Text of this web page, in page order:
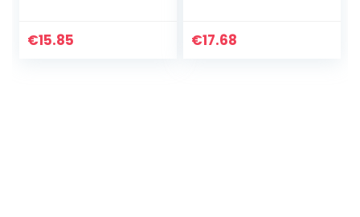
€15.85 €17.68